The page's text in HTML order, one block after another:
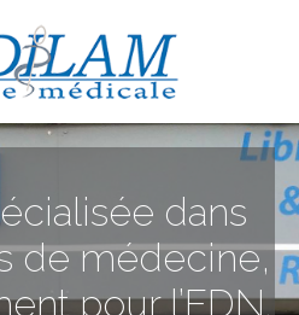
dans
de médecine,
pour l’EDN.